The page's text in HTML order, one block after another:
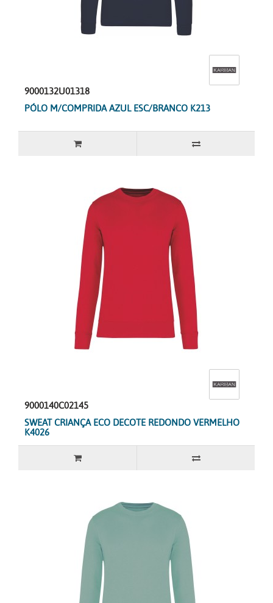
9000132U01318
PÓLO M/COMPRIDA AZUL ESC/BRANCO K213
9000140C02145
SWEAT CRIANÇA ECO DECOTE REDONDO VERMELHO
K4026